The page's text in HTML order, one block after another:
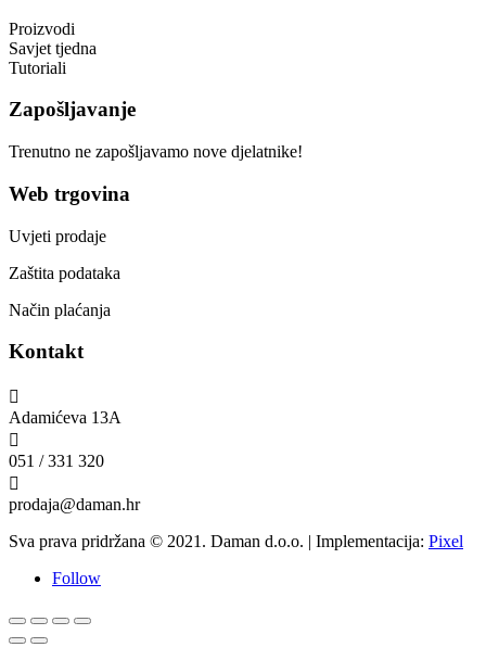
Proizvodi
Savjet tjedna
Tutoriali
Zapošljavanje
Trenutno ne zapošljavamo nove djelatnike!
Web trgovina
Uvjeti prodaje
Zaštita podataka
Način plaćanja
Kontakt

Adamićeva 13A

051 / 331 320

prodaja@daman.hr
Sva prava pridržana © 2021. Daman d.o.o. | Implementacija: Pixel
Follow